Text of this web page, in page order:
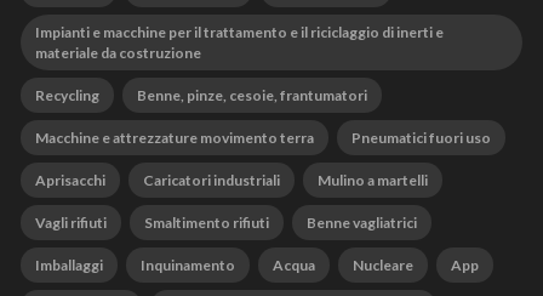
Impianti e macchine per il trattamento e il riciclaggio di inerti e
materiale da costruzione
Recycling Benne, pinze, cesoie, frantumatori
Macchine e attrezzature movimento terra Pneumatici fuori uso
Aprisacchi Caricatori industriali Mulino a martelli
Vagli rifiuti Smaltimento rifiuti Benne vagliatrici
Imballaggi Inquinamento Acqua Nucleare App